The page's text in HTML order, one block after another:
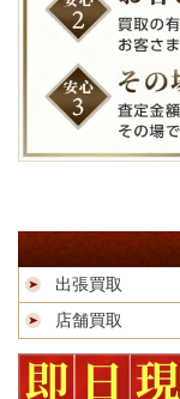
出張買取
店舗買取